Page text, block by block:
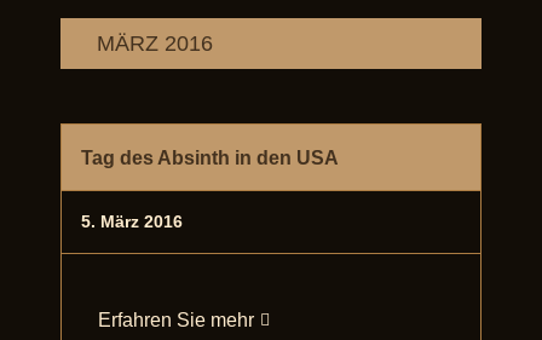
MÄRZ 2016
Tag des Absinth in den USA
5. März 2016
Erfahren Sie mehr